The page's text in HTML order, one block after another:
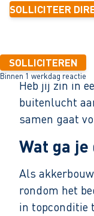
SOLLICITEER
SOLLICITEREN
Binnen 1 werkdag reactie
Heb jij zin in
buitenlucht
samen gaat
Wat ga je
Als
rondom het
in topconditie